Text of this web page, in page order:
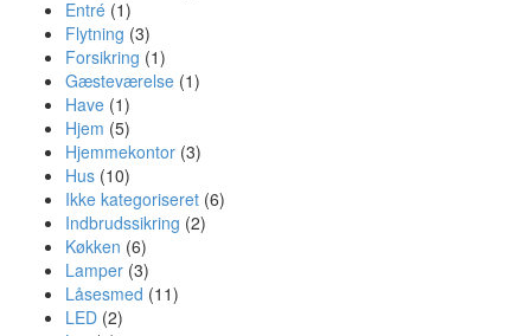
Entré (1)
Flytning (3)
Forsikring (1)
Gæsteværelse (1)
Have (1)
Hjem (5)
Hjemmekontor (3)
Hus (10)
Ikke kategoriseret (6)
Indbrudssikring (2)
Køkken (6)
Lamper (3)
Låsesmed (11)
LED (2)